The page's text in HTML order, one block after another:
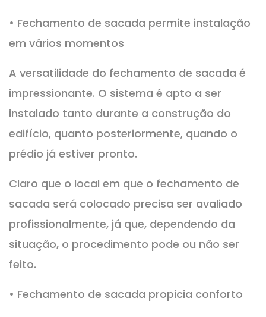
• Fechamento de sacada permite instalação
em vários momentos
A versatilidade do fechamento de sacada é
impressionante. O sistema é apto a ser
instalado tanto durante a construção do
edifício, quanto posteriormente, quando o
prédio já estiver pronto.
Claro que o local em que o fechamento de
sacada será colocado precisa ser avaliado
profissionalmente, já que, dependendo da
situação, o procedimento pode ou não ser
feito.
• Fechamento de sacada propicia conforto